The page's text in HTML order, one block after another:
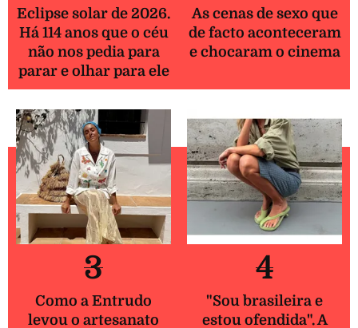
Eclipse solar de 2026.
Há 114 anos que o céu
não nos pedia para
parar e olhar para ele
As cenas de sexo que
de facto aconteceram
e chocaram o cinema
3
Como a Entrudo
levou o artesanato
4
"Sou brasileira e
estou ofendida". A